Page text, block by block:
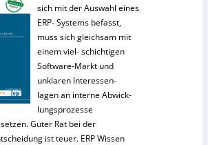
sich mit der Auswahl eines
ERP- Systems befasst,
muss sich gleichsam mit
einem viel- schichtigen
Software-Markt und
unklaren Interessen-
lagen an interne Abwick-
lungsprozesse
Guter Rat bei der
ist teuer. ERP Wissen